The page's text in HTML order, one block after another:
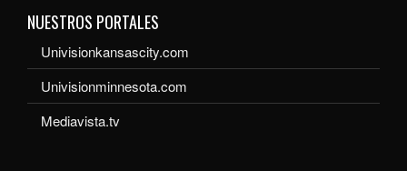
NUESTROS PORTALES
Univisionkansascity.com
Univisionminnesota.com
Mediavista.tv